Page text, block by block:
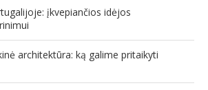
įkvepiančios idėjos
architektūra: ką galime pritaikyti